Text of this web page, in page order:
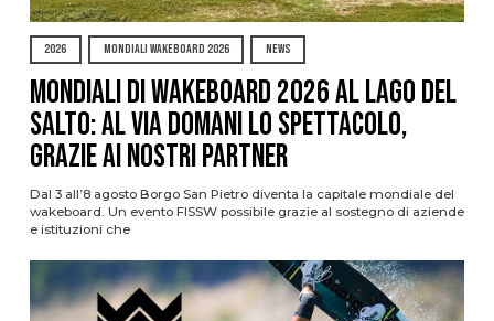
2026 MONDIALI WAKEBOARD 2026 NEWS
Mondiali di Wakeboard 2026 al Lago del
Salto: al via domani lo spettacolo,
grazie ai nostri Partner
Dal 3 all’8 agosto Borgo San Pietro diventa la capitale mondiale del
wakeboard. Un evento FISSW possibile grazie al sostegno di aziende
e istituzioni che